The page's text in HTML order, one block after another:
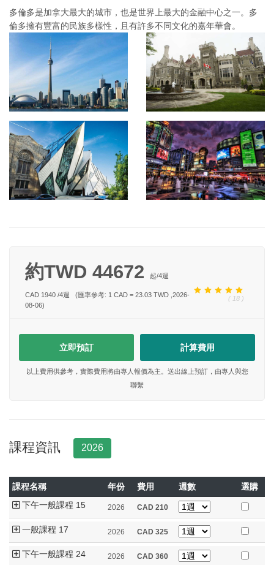
多倫多是加拿大最大的城市，也是世界上最大的金融中心之一。多
倫多擁有豐富的民族多樣性，且有許多不同文化的嘉年華會。
約TWD 44672 起/4週
CAD 1940 /4週 ( 18 )
(匯率參考: 1 CAD = 23.03 TWD ,2026-
08-06)
立即預訂 計算費用
以上費用供參考，實際費用將由專人報價為主。送出線上預訂，由專人與您
聯繫
課程資訊 2026
課程名稱 年份 費用 週數
選購
下午一般課程 15
2026 CAD 210
一般課程 17 2026 CAD 325
下午一般課程 24 2026 CAD 360